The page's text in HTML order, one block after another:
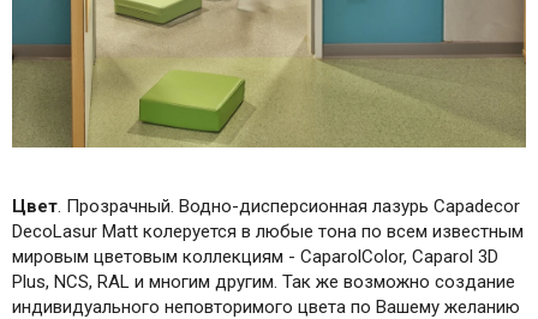
Цвет. Прозрачный. Водно-дисперсионная лазурь Capadecor
DecoLasur Matt колеруется в любые тона по всем известным
мировым цветовым коллекциям - CaparolColor, Caparol 3D
Plus, NCS, RAL и многим другим. Так же возможно создание
индивидуального неповторимого цвета по Вашему желанию